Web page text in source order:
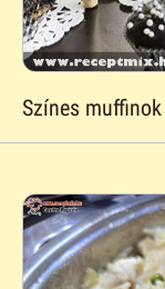
Színes muffinok